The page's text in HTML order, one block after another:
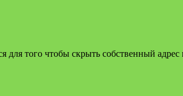
для того чтобы скрыть собственный